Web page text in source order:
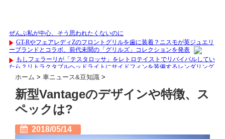
ホーム > 車ニュース&豆知識 >
新型Vantageのデザインや特徴、ス
ペックは?
2018/05/14